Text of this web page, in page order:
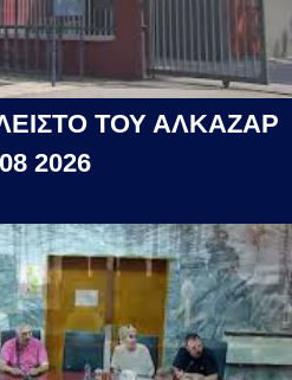
ΤΟΥ ΑΛΚΑΖΑΡ
2026